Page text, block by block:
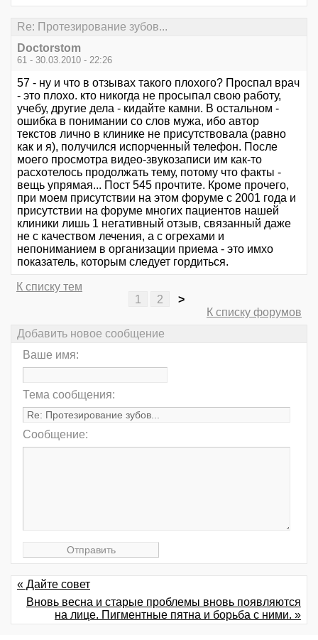
Re: Протезирование зубов...
Doctorstom
61 - 30.03.2010 - 22:26
57 - ну и что в отзывах такого плохого? Проспал врач
- это плохо. кто никогда не просыпал свою работу,
учебу, другие дела - кидайте камни. В остальном -
ошибка в понимании со слов мужа, ибо автор
текстов лично в клинике не присутствовала (равно
как и я), получился испорченный телефон. После
моего просмотра видео-звукозаписи им как-то
расхотелось продолжать тему, потому что факты -
вещь упрямая... Пост 545 прочтите. Кроме прочего,
при моем присутствии на этом форуме с 2001 года и
присутствии на форуме многих пациентов нашей
клиники лишь 1 негативный отзыв, связанный даже
не с качеством лечения, а с огрехами и
непониманием в организации приема - это имхо
показатель, которым следует гордиться.
К списку тем
1
2
>
К списку форумов
Добавить новое сообщение
Ваше имя:
Тема сообщения:
Сообщение:
« Дайте совет
Вновь весна и старые проблемы вновь появляются
на лице. Пигментные пятна и борьба с ними. »